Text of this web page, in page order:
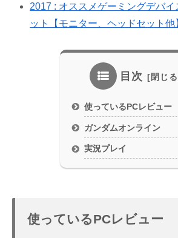
2017 : オススメゲーミングデバイ
ット【モニター、ヘッドセット
目次
使っているPCレビュー
ガンダムオンライン
実況プレイ
使っているPCレビュー